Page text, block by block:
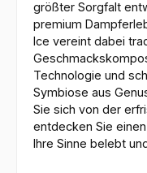
größter Sorgfalt
premium
Ice vereint dabei
Technologie und
Symbiose aus
Sie sich von der
entdecken Sie
Ihre Sinne belebt